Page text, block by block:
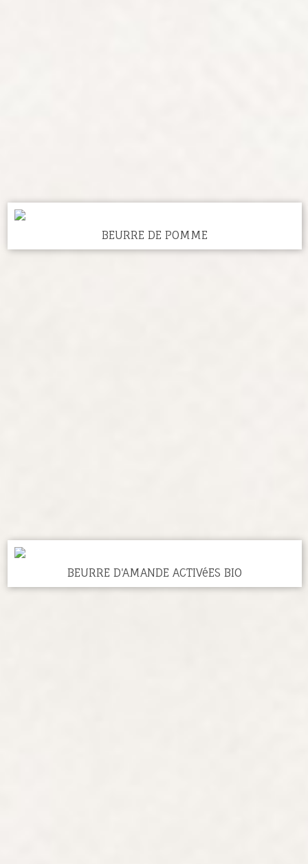
BEURRE DE POMME
BEURRE D'AMANDE ACTIVéES BIO